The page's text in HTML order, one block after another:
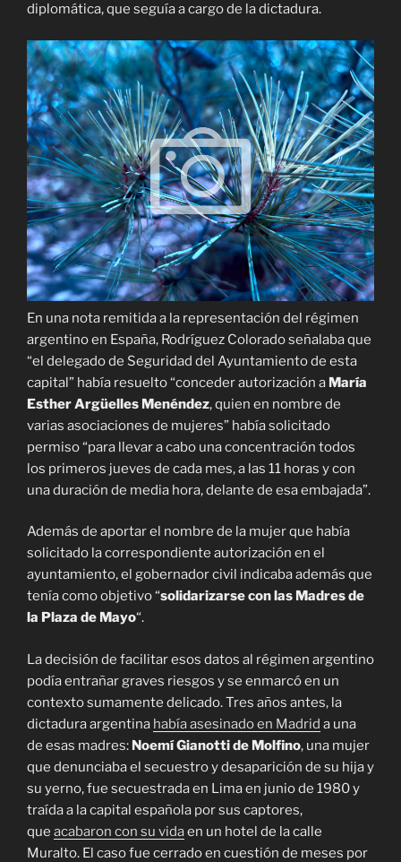
diplomática, que seguía a cargo de la dictadura.
En una nota remitida a la representación del régimen
argentino en España, Rodríguez Colorado señalaba que
“el delegado de Seguridad del Ayuntamiento de esta
capital” había resuelto “conceder autorización a María
Esther Argüelles Menéndez, quien en nombre de
varias asociaciones de mujeres” había solicitado
permiso “para llevar a cabo una concentración todos
los primeros jueves de cada mes, a las 11 horas y con
una duración de media hora, delante de esa embajada”.
Además de aportar el nombre de la mujer que había
solicitado la correspondiente autorización en el
ayuntamiento, el gobernador civil indicaba además que
tenía como objetivo “solidarizarse con las Madres de
la Plaza de Mayo“.
La decisión de facilitar esos datos al régimen argentino
podía entrañar graves riesgos y se enmarcó en un
contexto sumamente delicado. Tres años antes, la
dictadura argentina había asesinado en Madrid a una
de esas madres: Noemí Gianotti de Molfino, una mujer
que denunciaba el secuestro y desaparición de su hija y
su yerno, fue secuestrada en Lima en junio de 1980 y
traída a la capital española por sus captores,
que acabaron con su vidaen un hotel de la calle
Muralto. El caso fue cerrado en cuestión de meses por